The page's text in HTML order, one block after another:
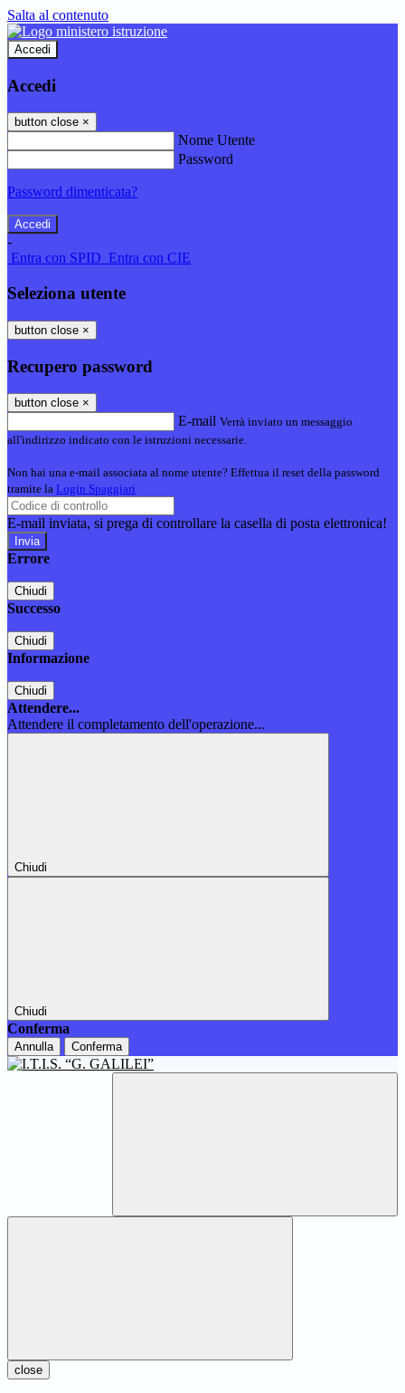
Salta al contenuto
Accedi
Accedi
button close ×
Nome Utente
Password
Password dimenticata?
-
Entra con SPID Entra con CIE
Seleziona utente
button close ×
Recupero password
button close ×
E-mail Verrà inviato un messaggio
all'indirizzo indicato con le istruzioni necessarie.
Non hai una e-mail associata al nome utente? Effettua il reset della password
tramite la Login Spaggiari
E-mail inviata, si prega di controllare la casella di posta elettronica!
Errore
Chiudi
Successo
Chiudi
Informazione
Chiudi
Attendere...
Attendere il completamento dell'operazione...
Chiudi
Chiudi
Conferma
Annulla Conferma
close